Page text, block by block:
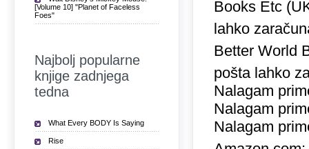
Books Etc
lahko
Better World
pošta lahko
Nalagam
Nalagam
Nalagam
[Volume 10] "Planet of Faceless
Foes"
Najbolj popularne
knjige zadnjega
tedna
What Every BODY Is Saying
Rise